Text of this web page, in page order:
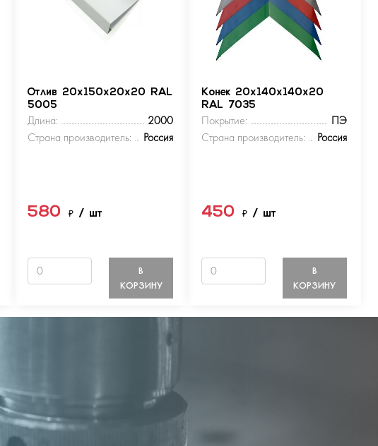
Отлив 20х150х20х20 RAL
5005
Длина:
2000
Страна производитель:
Россия
580₽/ шт
В
КОРЗИНУ
Конек 20х140х140х20
RAL 7035
Покрытие:
ПЭ
Страна производитель:
Россия
450 ₽ / шт
В
КОРЗИНУ